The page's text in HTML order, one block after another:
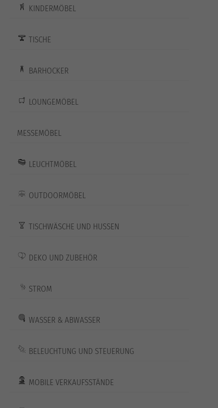
KINDERMÖBEL
TISCHE
BARHOCKER
LOUNGEMÖBEL
MESSEMÖBEL
LEUCHTMÖBEL
OUTDOORMÖBEL
TISCHWÄSCHE UND HUSSEN
DEKO UND ZUBEHÖR
STROM
WASSER & ABWASSER
BELEUCHTUNG UND STEUERUNG
MOBILE VERKAUFSSTÄNDE